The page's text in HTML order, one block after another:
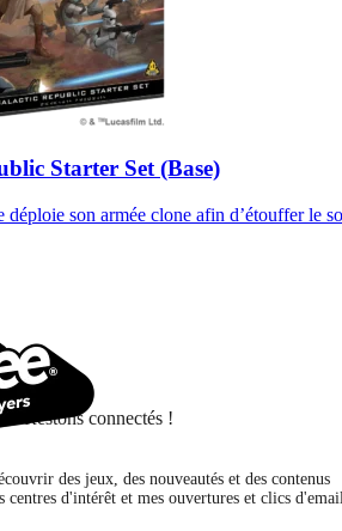
Starter Set (Base)
son armée clone afin d’étouffer le
Restons connectés !
des jeux, des nouveautés et des contenus
centres d'intérêt et mes ouvertures et clics